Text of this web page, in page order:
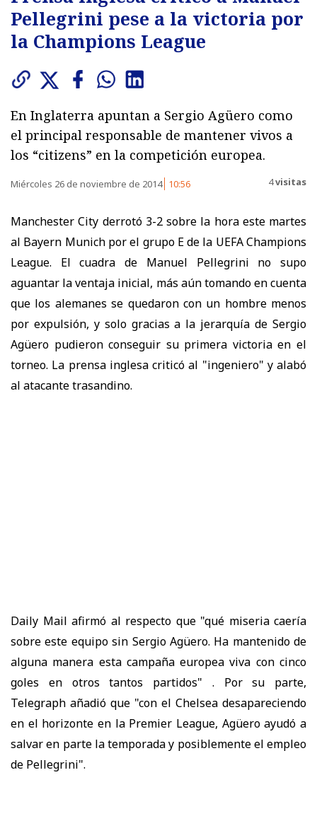
Pellegrini pese a la victoria por
la Champions League
En Inglaterra apuntan a Sergio Agüero como
el principal responsable de mantener vivos a
los “citizens” en la competición europea.
Miércoles 26 de noviembre de 2014 10:56 4visitas
Manchester City derrotó 3-2 sobre la hora este martes
al Bayern Munich por el grupo E de la UEFA Champions
League. El cuadra de Manuel Pellegrini no supo
aguantar la ventaja inicial, más aún tomando en cuenta
que los alemanes se quedaron con un hombre menos
por expulsión, y solo gracias a la jerarquía de Sergio
Agüero pudieron conseguir su primera victoria en el
torneo. La prensa inglesa criticó al "ingeniero" y alabó
al atacante trasandino.
Daily Mail afirmó al respecto que "qué miseria caería
sobre este equipo sin Sergio Agüero. Ha mantenido de
alguna manera esta campaña europea viva con cinco
goles en otros tantos partidos" . Por su parte,
Telegraph añadió que "con el Chelsea desapareciendo
en el horizonte en la Premier League, Agüero ayudó a
salvar en parte la temporada y posiblemente el empleo
de Pellegrini".